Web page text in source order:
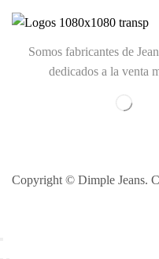
Somos fabricantes de
dedicados a la venta
Copyright © Dimple Jeans.